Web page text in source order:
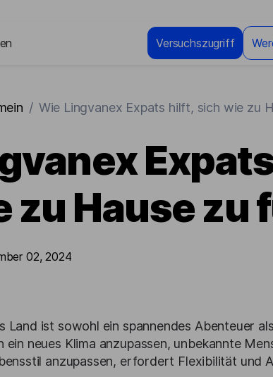
Versuchszugriff
/ Wie Lingvanex Expats hilft, sich wie zu
zu Hause zu
02, 2024
Land ist sowohl ein spannendes Abenteuer
neues Klima anzupassen, unbekannte
anzupassen, erfordert Flexibilität und